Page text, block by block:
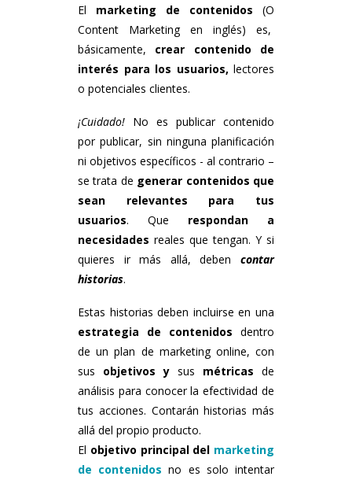
El marketing de contenidos (O
Content Marketing en inglés) es,
básicamente, crear contenido de
interés para los usuarios, lectores
o potenciales clientes.
¡Cuidado! No es publicar contenido
por publicar, sin ninguna planificación
ni objetivos específicos ­­­­­- al contrario –
se trata de generar contenidos que
sean relevantes para tus
usuarios. Que respondan a
necesidades reales que tengan. Y si
quieres ir más allá, deben contar
historias.
Estas historias deben incluirse en una
estrategia de contenidos dentro
de un plan de marketing online, con
sus objetivos y sus métricas de
análisis para conocer la efectividad de
tus acciones. Contarán historias más
allá del propio producto.
El objetivo principal del marketing
de contenidos no es solo intentar